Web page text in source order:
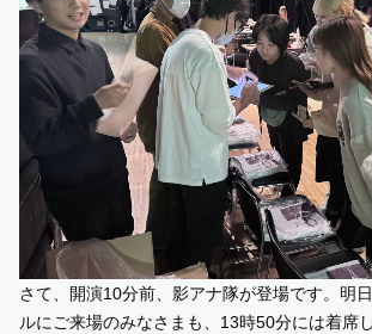
さて、開演10分前、影アナ隊が登場です。明
ルにご来場のみなさまも、13時50分には着席